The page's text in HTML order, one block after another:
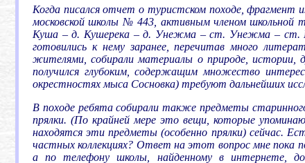
Когда писался отчет о туристском походе, фрагмент
московской школы № 443, активным членом школьной
Куша – д. Кушерека – д. Унежма – ст. Унежма – ст.
готовились к нему заранее, перечитав много
жителями, собирали материалы о природе, истории,
получился глубоким, содержащим множество
окрестностях мыса Сосновка) требуют дальнейших
В походе ребята собирали также предметы
прялки. (По крайней мере это вещи, которые
находятся эти предметы (особенно прялки) сейчас.
частных коллекциях? Ответ на этот вопрос мне пока
а по телефону школы, найденному в интернете,